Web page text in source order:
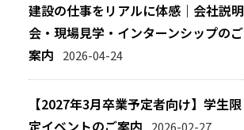
建設の仕事をリアルに体感｜会社説明
会・現場見学・インターンシップのご
案内
2026-04-24
【2027年3月卒業予定者向け】学生限
定イベントのご案内
2026-02-27